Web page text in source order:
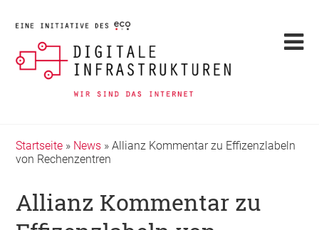
Startseite » News »Allianz Kommentar zu Effizenzlabeln
von Rechenzentren
Allianz Kommentar zu